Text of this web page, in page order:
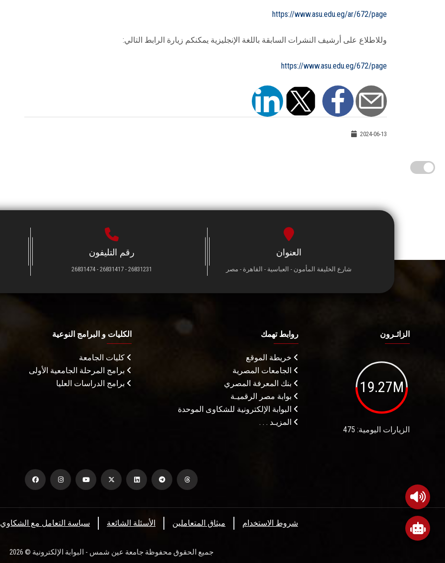
https://www.asu.edu.eg/ar/672/page
وللاطلاع على أرشيف النشرات السابقة باللغة الإنجليزية يمكنكم زيارة الرابط التالي:
https://www.asu.edu.eg/672/page
2024-06-13
العنوان
شارع الخليفة المأمون - العباسية - القاهرة - مصر
رقم التليفون
26831231 - 26831417 - 26831474
الزائـرون
19.27M
الزيارات اليومية: 475
روابط تهمك
خريطة الموقع
الجامعات المصرية
بنك المعرفة المصري
بوابة مصر الرقميـة
البوابة الإلكترونية للشكاوى الموحدة
المزيـد . . .
الكليات و البرامج النوعية
كليات الجامعة
برامج المرحلة الجامعية الأولى
برامج الدراسات العليا
سياسة التعامل مع الشكاوي الأسئلة الشائعة ميثاق المتعاملين شروط الاستخدام
جميع الحقوق محفوظة جامعة عين شمس - البوابة الإلكترونية © 2026